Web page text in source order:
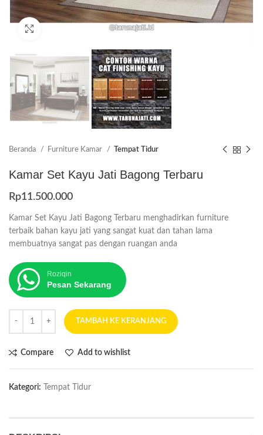
Beranda Furniture Kamar Tempat Tidur
Kamar Set Kayu Jati Bagong Terbaru
Rp11.500.000
Kamar Set Kayu Jati Bagong Terbaru menghadirkan furniture
terbaik bahan kayu jati yang sangat kuat dan tahan lama
membuatnya sangat pas dengan ruangan anda
Roziqin
Pesan Sekarang
TAMBAH KE KERANJANG
Compare Add to wishlist
Kategori: Tempat Tidur